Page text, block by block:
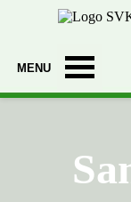
Ga naar de inhoud